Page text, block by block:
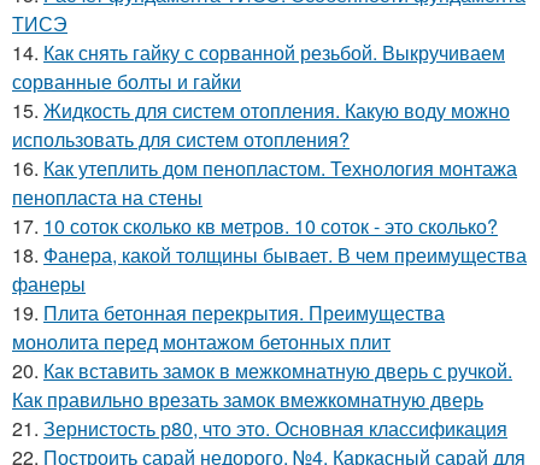
ТИСЭ
14. Как снять гайку с сорванной резьбой. Выкручиваем
сорванные болты и гайки
15. Жидкость для систем отопления. Какую воду можно
использовать для систем отопления?
16. Как утеплить дом пенопластом. Технология монтажа
пенопласта на стены
17. 10 соток сколько кв метров. 10 соток - это сколько?
18. Фанера, какой толщины бывает. В чем преимущества
фанеры
19. Плита бетонная перекрытия. Преимущества
монолита перед монтажом бетонных плит
20. Как вставить замок в межкомнатную дверь с ручкой.
Как правильно врезать замок вмежкомнатную дверь
21. Зернистость р80, что это. Основная классификация
22. Построить сарай недорого. №4. Каркасный сарай для